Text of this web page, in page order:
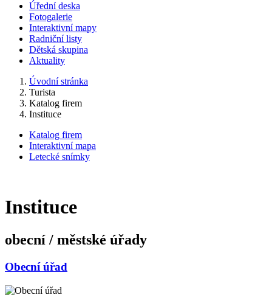
Úřední deska
Fotogalerie
Interaktivní mapy
Radniční listy
Dětská skupina
Aktuality
Úvodní stránka
Turista
Katalog firem
Instituce
Katalog firem
Interaktivní mapa
Letecké snímky
Instituce
obecní / městské úřady
Obecní úřad